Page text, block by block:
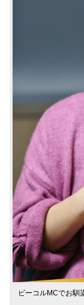
ビーコルMCでお馴